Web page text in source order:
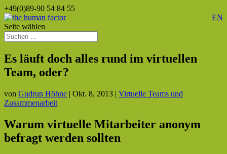
+49(0)89-90 54 84 55
EN
Seite wählen
Es läuft doch alles rund im virtuellen
Team, oder?
von Gudrun Höhne | Okt. 8, 2013 | Virtuelle Teams und
Zusammenarbeit
Warum virtuelle Mitarbeiter anonym
befragt werden sollten